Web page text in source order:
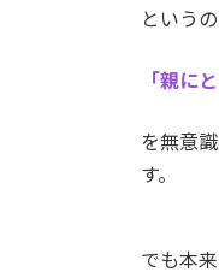
という
「親に
を無意
す。
でも本